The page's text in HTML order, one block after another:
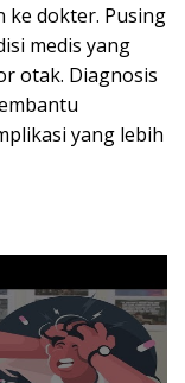
ke dokter. Pusing
medis yang
otak. Diagnosis
yang lebih